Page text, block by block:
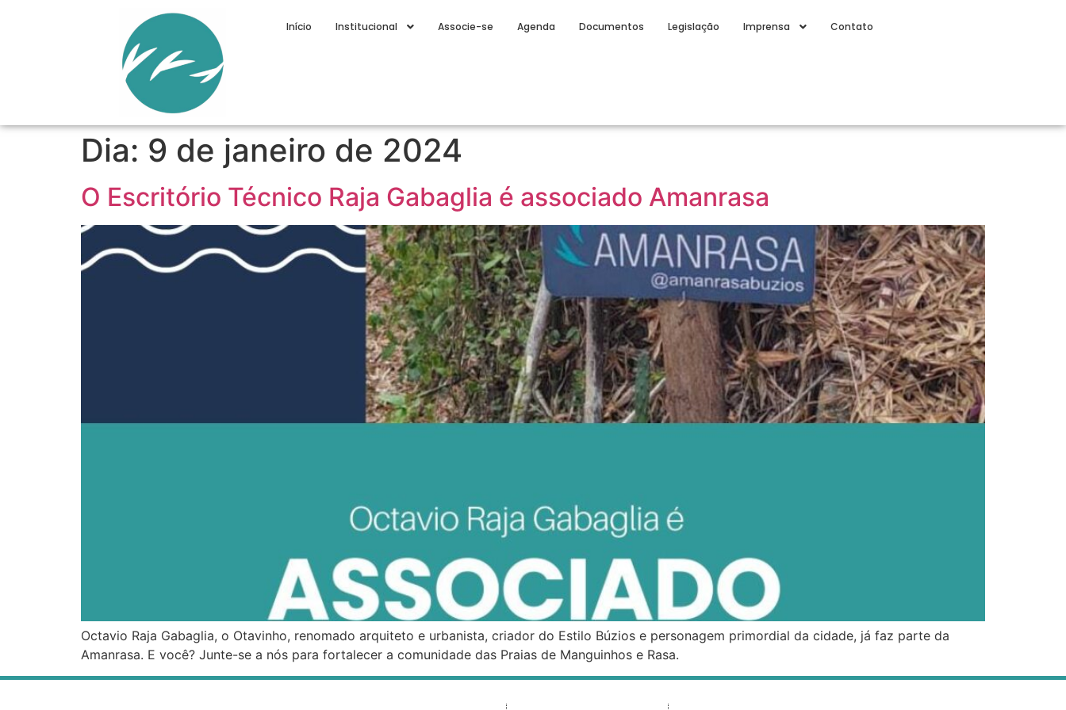
Início Institucional Associe-se Agenda Documentos Legislação Imprensa Contato
Dia: 9 de janeiro de 2024
O Escritório Técnico Raja Gabaglia é associado Amanrasa
Octavio Raja Gabaglia, o Otavinho, renomado arquiteto e urbanista, criador do Estilo Búzios e personagem primordial da cidade, já faz parte da
Amanrasa. E você? Junte-se a nós para fortalecer a comunidade das Praias de Manguinhos e Rasa.